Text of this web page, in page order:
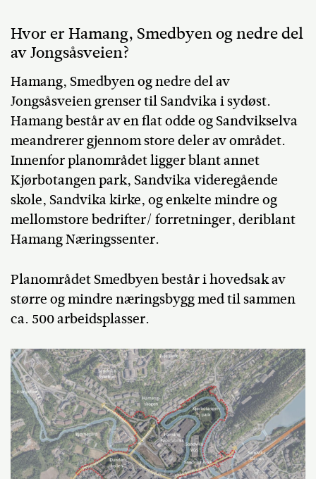
Hvor er Hamang, Smedbyen og nedre del
av Jongsåsveien?
Hamang, Smedbyen og nedre del av
Jongsåsveien grenser til Sandvika i sydøst.
Hamang består av en flat odde og Sandvikselva
meandrerer gjennom store deler av området.
Innenfor planområdet ligger blant annet
Kjørbotangen park, Sandvika videregående
skole, Sandvika kirke, og enkelte mindre og
mellomstore bedrifter/ forretninger, deriblant
Hamang Næringssenter.
Planområdet Smedbyen består i hovedsak av
større og mindre næringsbygg med til sammen
ca. 500 arbeidsplasser.